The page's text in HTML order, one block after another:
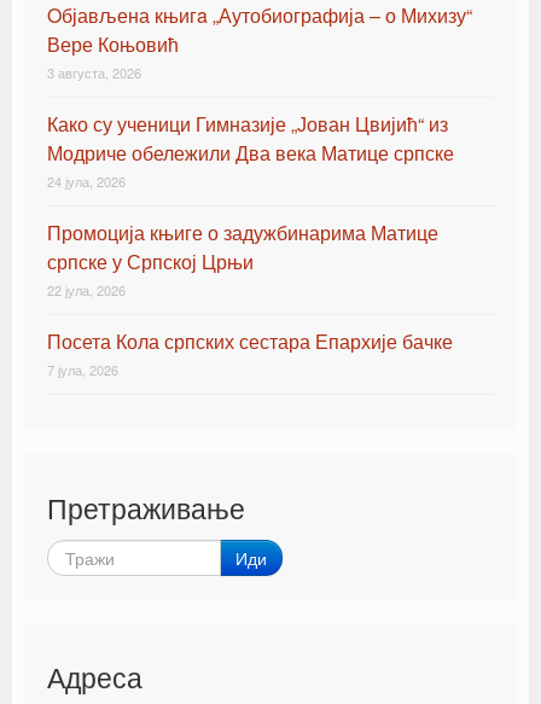
Oбјављена књигa „Аутобиографија – о Михизу“
Вере Коњовић
3 августа, 2026
Како су ученици Гимназије „Јован Цвијић“ из
Модриче обележили Два века Матице српске
24 јула, 2026
Промоција књиге о задужбинарима Матице
српске у Српској Црњи
22 јула, 2026
Посета Кола српских сестара Епархије бачке
7 јула, 2026
Претраживање
Иди
Адреса